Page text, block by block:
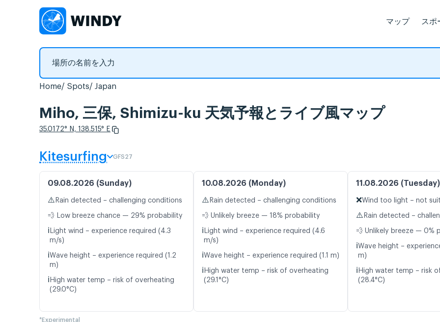
マップ スポ
Home Spots Japan
Miho, 三保, Shimizu-ku 天気予報とライブ風マップ
35.0172° N, 138.515° E
Kitesurfing GFS27
09.08.2026 (Sunday)
⚠️ Rain detected – challenging conditions
💨 Low breeze chance — 29% probability
ℹ️ Light wind – experience required (4.3
m/s)
ℹ️Wave height – experience required (1.2
m)
ℹ️ High water temp – risk of overheating
(29.0°C)
10.08.2026 (Monday)
⚠️ Rain detected – challenging conditions
💨 Unlikely breeze — 18% probability
ℹ️ Light wind – experience required (4.6
m/s)
ℹ️Wave height – experience required (1.1 m)
ℹ️ High water temp – risk of overheating
(29.1°C)
11.08.2026 (Tuesday)
❌Wind too light – not
⚠️ Rain detected –
💨 Unlikely breeze — 0%
ℹ️Wave height –
m)
ℹ️ High water temp – risk
(28.4°C)
*Experimental